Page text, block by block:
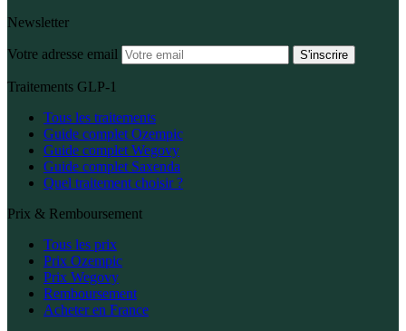
Newsletter
Votre adresse email S'inscrire
Traitements GLP-1
Tous les traitements
Guide complet Ozempic
Guide complet Wegovy
Guide complet Saxenda
Quel traitement choisir ?
Prix & Remboursement
Tous les prix
Prix Ozempic
Prix Wegovy
Remboursement
Acheter en France